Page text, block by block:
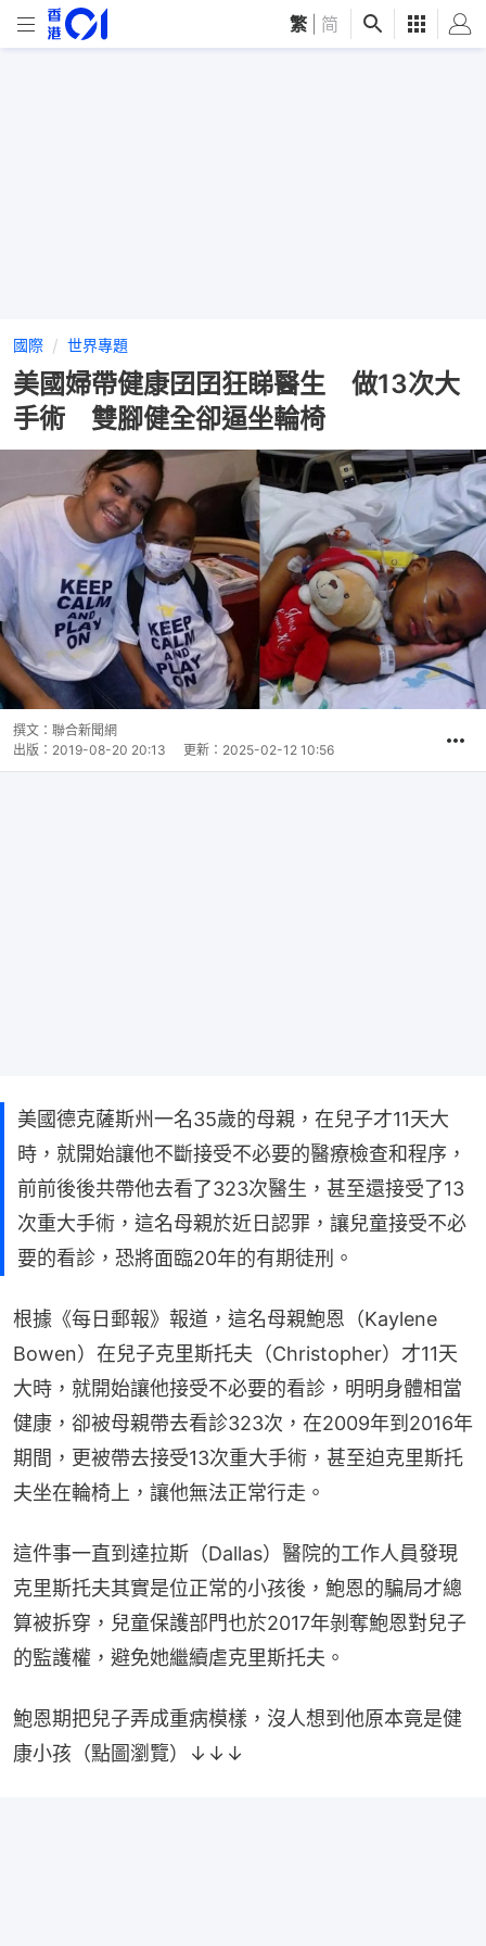
繁 简
國際 世界專題
美國婦帶健康囝囝狂睇醫生 做13次大
手術 雙腳健全卻逼坐輪椅
撰文： 聯合新聞網
出版： 2019-08-20 20:13 更新： 2025-02-12 10:56
美國德克薩斯州一名35歲的母親，在兒子才11天大
時，就開始讓他不斷接受不必要的醫療檢查和程序，
前前後後共帶他去看了323次醫生，甚至還接受了13
次重大手術，這名母親於近日認罪，讓兒童接受不必
要的看診，恐將面臨20年的有期徒刑。
根據《每日郵報》報道，這名母親鮑恩（Kaylene
Bowen）在兒子克里斯托夫（Christopher）才11天
大時，就開始讓他接受不必要的看診，明明身體相當
健康，卻被母親帶去看診323次，在2009年到2016年
期間，更被帶去接受13次重大手術，甚至迫克里斯托
夫坐在輪椅上，讓他無法正常行走。
這件事一直到達拉斯（Dallas）醫院的工作人員發現
克里斯托夫其實是位正常的小孩後，鮑恩的騙局才總
算被拆穿，兒童保護部門也於2017年剝奪鮑恩對兒子
的監護權，避免她繼續虐克里斯托夫。
鮑恩期把兒子弄成重病模樣，沒人想到他原本竟是健
康小孩（點圖瀏覽）↓↓↓